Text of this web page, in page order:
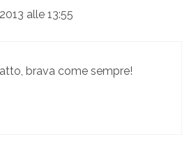
alle 13:55
brava come sempre!